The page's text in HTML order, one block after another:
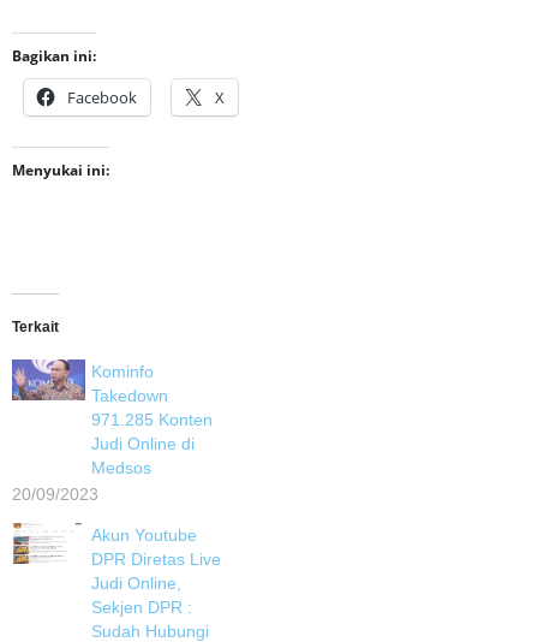
Bagikan ini:
Facebook X
Menyukai ini:
Terkait
Kominfo
Takedown
971.285 Konten
Judi Online di
Medsos
20/09/2023
Akun Youtube
DPR Diretas Live
Judi Online,
Sekjen DPR :
Sudah Hubungi